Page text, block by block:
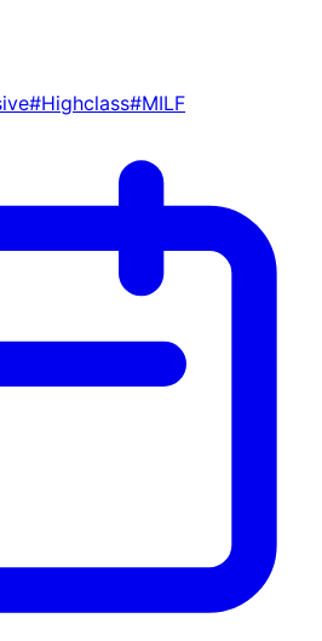
#Highclass#MILF